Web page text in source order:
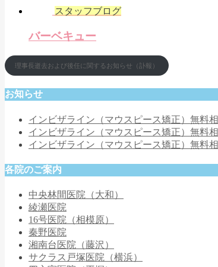
スタッフブログ
バーベキュー
理事長逝去および後任に関するお知らせ（訃報）
お知らせ
インビザライン（マウスピース矯正）無料
インビザライン（マウスピース矯正）無料
インビザライン（マウスピース矯正）無料
各院のご案内
中央林間医院（大和）
綾瀬医院
16号医院（相模原）
秦野医院
湘南台医院（藤沢）
サクラス戸塚医院（横浜）